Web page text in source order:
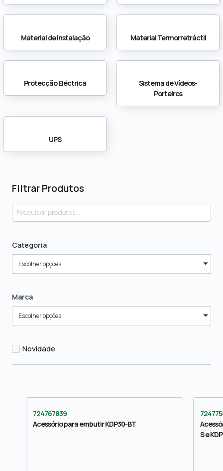
Material de Instalação Material Termorretráctil
Protecção Eléctrica
Sistema de Vídeos-
Porteiros
UPS
Filtrar Produtos
Categoria
Escolher opções
Marca
Escolher opções
Novidade
724767839
Acessório para embutir KDP30-BT
S e